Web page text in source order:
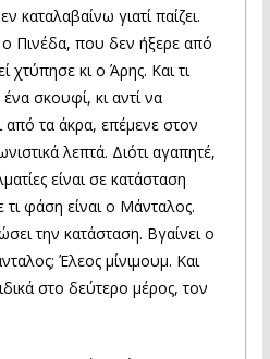
καταλαβαίνω γιατί παίζει.
Πινέδα, που δεν ήξερε από
χτύπησε κι ο Άρης. Και τι
σκουφί, κι αντί να
από τα άκρα, επέμενε στον
λεπτά. Διότι αγαπητέ,
είναι σε κατάσταση
φάση είναι ο Μάνταλος.
την κατάσταση. Βγαίνει ο
Έλεος μίνιμουμ. Και
στο δεύτερο μέρος, τον